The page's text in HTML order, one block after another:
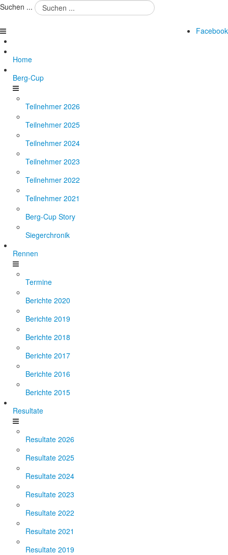
Suchen ...
Facebook
Home
Berg-Cup
Teilnehmer 2026
Teilnehmer 2025
Teilnehmer 2024
Teilnehmer 2023
Teilnehmer 2022
Teilnehmer 2021
Berg-Cup Story
Siegerchronik
Rennen
Termine
Berichte 2020
Berichte 2019
Berichte 2018
Berichte 2017
Berichte 2016
Berichte 2015
Resultate
Resultate 2026
Resultate 2025
Resultate 2024
Resultate 2023
Resultate 2022
Resultate 2021
Resultate 2019